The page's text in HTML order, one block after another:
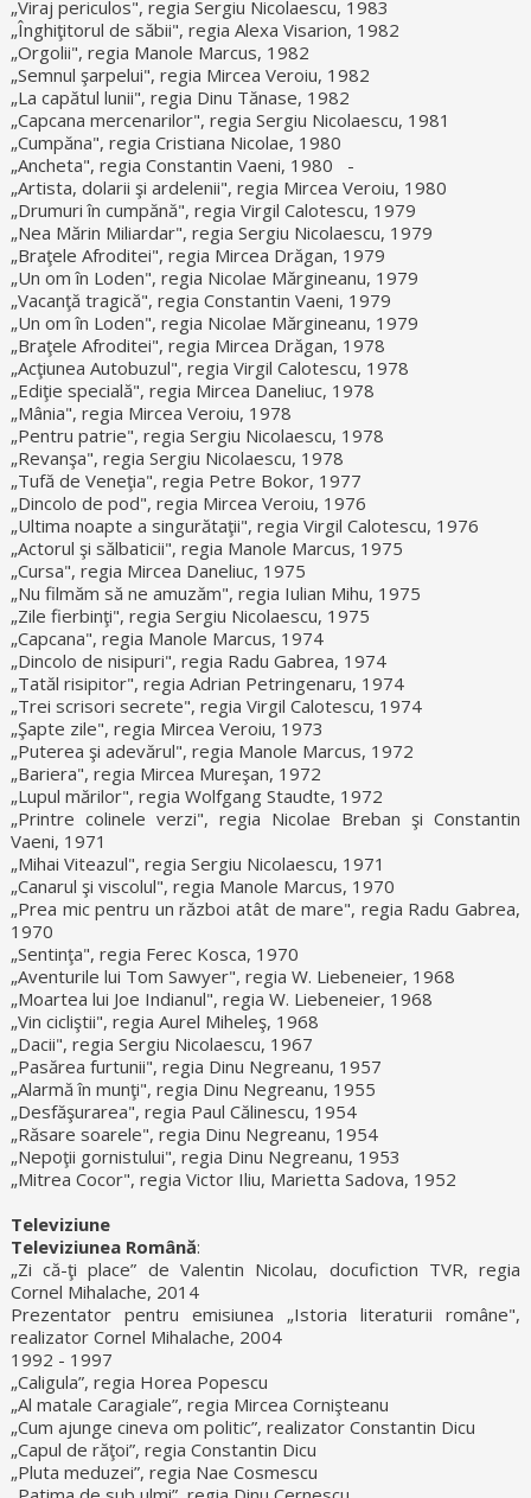
„Viraj periculos", regia Sergiu Nicolaescu, 1983
„Înghiţitorul de săbii", regia Alexa Visarion, 1982
„Orgolii", regia Manole Marcus, 1982
„Semnul şarpelui", regia Mircea Veroiu, 1982
„La capătul lunii", regia Dinu Tănase, 1982
„Capcana mercenarilor", regia Sergiu Nicolaescu, 1981
„Cumpăna", regia Cristiana Nicolae, 1980
„Ancheta", regia Constantin Vaeni, 1980 -
„Artista, dolarii şi ardelenii", regia Mircea Veroiu, 1980
„Drumuri în cumpănă", regia Virgil Calotescu, 1979
„Nea Mărin Miliardar", regia Sergiu Nicolaescu, 1979
„Braţele Afroditei", regia Mircea Drăgan, 1979
„Un om în Loden", regia Nicolae Mărgineanu, 1979
„Vacanţă tragică", regia Constantin Vaeni, 1979
„Un om în Loden", regia Nicolae Mărgineanu, 1979
„Braţele Afroditei", regia Mircea Drăgan, 1978
„Acţiunea Autobuzul", regia Virgil Calotescu, 1978
„Ediţie specială", regia Mircea Daneliuc, 1978
„Mânia", regia Mircea Veroiu, 1978
„Pentru patrie", regia Sergiu Nicolaescu, 1978
„Revanşa", regia Sergiu Nicolaescu, 1978
„Tufă de Veneţia", regia Petre Bokor, 1977
„Dincolo de pod", regia Mircea Veroiu, 1976
„Ultima noapte a singurătaţii", regia Virgil Calotescu, 1976
„Actorul şi sălbaticii", regia Manole Marcus, 1975
„Cursa", regia Mircea Daneliuc, 1975
„Nu filmăm să ne amuzăm", regia Iulian Mihu, 1975
„Zile fierbinţi", regia Sergiu Nicolaescu, 1975
„Capcana", regia Manole Marcus, 1974
„Dincolo de nisipuri", regia Radu Gabrea, 1974
„Tatăl risipitor", regia Adrian Petringenaru, 1974
„Trei scrisori secrete", regia Virgil Calotescu, 1974
„Şapte zile", regia Mircea Veroiu, 1973
„Puterea şi adevărul", regia Manole Marcus, 1972
„Bariera", regia Mircea Mureşan, 1972
„Lupul mărilor", regia Wolfgang Staudte, 1972
„Printre colinele verzi", regia Nicolae Breban şi Constantin
Vaeni, 1971
„Mihai Viteazul", regia Sergiu Nicolaescu, 1971
„Canarul şi viscolul", regia Manole Marcus, 1970
„Prea mic pentru un război atât de mare", regia Radu Gabrea,
1970
„Sentinţa", regia Ferec Kosca, 1970
„Aventurile lui Tom Sawyer", regia W. Liebeneier, 1968
„Moartea lui Joe Indianul", regia W. Liebeneier, 1968
„Vin cicliştii", regia Aurel Miheleş, 1968
„Dacii", regia Sergiu Nicolaescu, 1967
„Pasărea furtunii", regia Dinu Negreanu, 1957
„Alarmă în munţi", regia Dinu Negreanu, 1955
„Desfăşurarea", regia Paul Călinescu, 1954
„Răsare soarele", regia Dinu Negreanu, 1954
„Nepoţii gornistului", regia Dinu Negreanu, 1953
„Mitrea Cocor", regia Victor Iliu, Marietta Sadova, 1952
Televiziune
Televiziunea Română:
„Zi că-ţi place” de Valentin Nicolau, docufiction TVR, regia
Cornel Mihalache, 2014
Prezentator pentru emisiunea „Istoria literaturii române",
realizator Cornel Mihalache, 2004
1992 - 1997
„Caligula”, regia Horea Popescu
„Al matale Caragiale”, regia Mircea Cornişteanu
„Cum ajunge cineva om politic”, realizator Constantin Dicu
„Capul de răţoi”, regia Constantin Dicu
„Pluta meduzei”, regia Nae Cosmescu